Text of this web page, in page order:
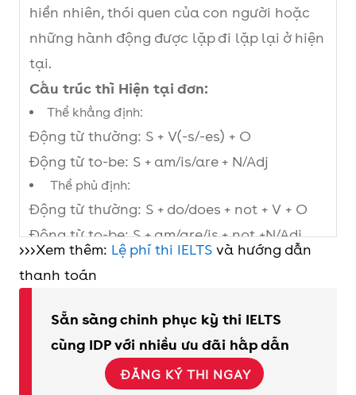
hiển nhiên, thói quen của con người hoặc
những hành động được lặp đi lặp lại ở hiện
tại.
Cấu trúc thì Hiện tại đơn:
Thể khẳng định:
Động từ thường: S + V(-s/-es) + O
Động từ to-be: S + am/is/are + N/Adj
Thể phủ định:
Động từ thường: S + do/does + not + V + O
Động từ to-be: S + am/are/is + not +N/Adj
Thể nghi vấn:
Động từ thường: Do/Does (not) + S + V + O?
Động từ to-be: Am/Are/Is (not) + S + N/Adj?
Câu hỏi bắt đầu bằng Wh-: Wh- + do/does
(not) + S + V(nguyên thể)….?
Dấu hiệu nhận biết:Khi trong câu có các
>>>Xem thêm: Lệ phí thi IELTS và hướng dẫn
thanh toán
Sẵn sàng chinh phục kỳ thi IELTS
cùng IDP với nhiều ưu đãi hấp dẫn
ĐĂNG KÝ THI NGAY